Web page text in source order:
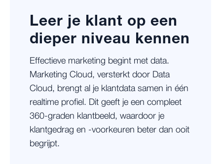
Leer je klant op een
dieper niveau kennen
Effectieve marketing begint met data.
Marketing Cloud, versterkt door Data
Cloud, brengt al je klantdata samen in één
realtime profiel. Dit geeft je een compleet
360-graden klantbeeld, waardoor je
klantgedrag en -voorkeuren beter dan ooit
begrijpt.